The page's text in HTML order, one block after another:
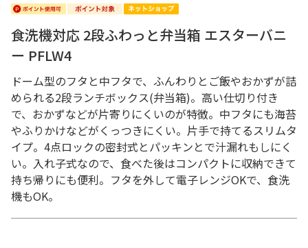
食洗機対応 2段ふわっと弁当箱 エスターバニ
ー PFLW4
ドーム型のフタと中フタで、ふんわりとご飯やおかずが詰
められる2段ランチボックス(弁当箱)。高い仕切り付き
で、おかずなどが片寄りにくいのが特徴。中フタにも海苔
やふりかけなどがくっつきにくい。片手で持てるスリムタ
イプ。4点ロックの密封式とパッキンとで汁漏れもしにく
い。入れ子式なので、食べた後はコンパクトに収納できて
持ち帰りにも便利。フタを外して電子レンジOKで、食洗
機もOK。